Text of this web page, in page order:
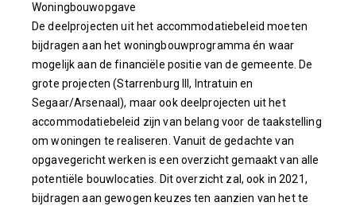
Woningbouwopgave
De deelprojecten uit het accommodatiebeleid moeten
bijdragen aan het woningbouwprogramma én waar
mogelijk aan de financiële positie van de gemeente. De
grote projecten (Starrenburg III, Intratuin en
Segaar/Arsenaal), maar ook deelprojecten uit het
accommodatiebeleid zijn van belang voor de taakstelling
om woningen te realiseren. Vanuit de gedachte van
opgavegericht werken is een overzicht gemaakt van alle
potentiële bouwlocaties. Dit overzicht zal, ook in 2021,
bijdragen aan gewogen keuzes ten aanzien van het te